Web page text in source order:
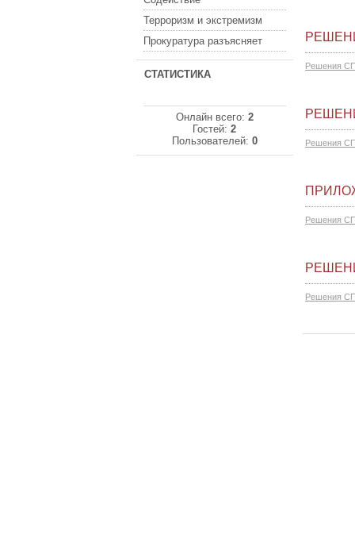
Терроризм и экстремизм
Прокуратура разъясняет
СТАТИСТИКА
Онлайн всего: 2
Гостей:2
Пользователей: 0
Решения
Решения
Решения
Решения